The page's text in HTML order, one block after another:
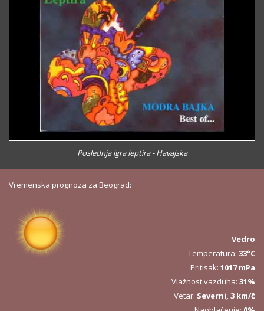
Poslednja igra leptira - Havajska
Vremenska prognoza za Beograd:
Vedro
Temperatura: 33°C
Pritisak: 1017 mPa
Vlažnost vazduha: 31%
Vetar: Severni, 3 km/č